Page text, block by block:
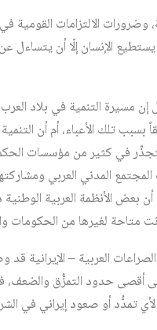
الالتزامات القومية
الإنسان إلّا أن يتساءل
مسيرة التنمية في بلاد
تلك الأعباء، أم أن
في كثير من مؤسسات
المدني العربي
أن بعض الأنظمة العربية
متاحة لغيرها من الحكومات
العربية – الإيرانية
أقصى حدود التمزُّق والضعف،
تمدُّد أو صعود إيراني في